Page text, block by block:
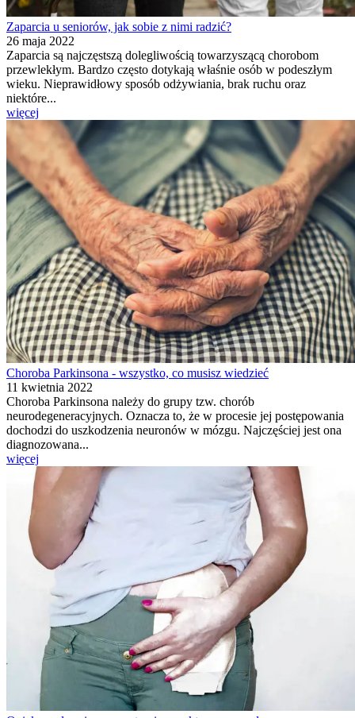
Zaparcia u seniorów, jak sobie z nimi radzić?
26 maja 2022
Zaparcia są najczęstszą dolegliwością towarzyszącą chorobom
przewlekłym. Bardzo często dotykają właśnie osób w podeszłym
wieku. Nieprawidłowy sposób odżywiania, brak ruchu oraz
niektóre...
więcej
Choroba Parkinsona - wszystko, co musisz wiedzieć
11 kwietnia 2022
Choroba Parkinsona należy do grupy tzw. chorób
neurodegeneracyjnych. Oznacza to, że w procesie jej postępowania
dochodzi do uszkodzenia neuronów w mózgu. Najczęściej jest ona
diagnozowana...
więcej